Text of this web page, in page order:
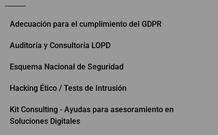
Adecuación para el cumplimiento del GDPR
Auditoría y Consultoría LOPD
Esquema Nacional de Seguridad
Hacking Ético / Tests de Intrusión
Kit Consulting - Ayudas para asesoramiento en
Soluciones Digitales